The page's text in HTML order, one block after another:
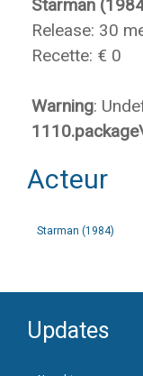
Starman
Release: 30
Recette: € 0
Warning:
Acteur
Starman (1984)
Updates